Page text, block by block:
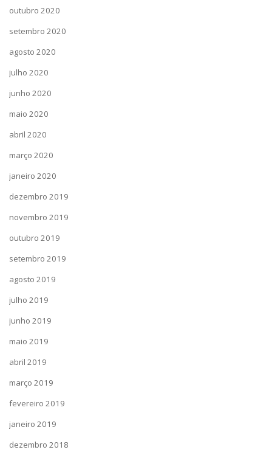
outubro 2020
setembro 2020
agosto 2020
julho 2020
junho 2020
maio 2020
abril 2020
março 2020
janeiro 2020
dezembro 2019
novembro 2019
outubro 2019
setembro 2019
agosto 2019
julho 2019
junho 2019
maio 2019
abril 2019
março 2019
fevereiro 2019
janeiro 2019
dezembro 2018